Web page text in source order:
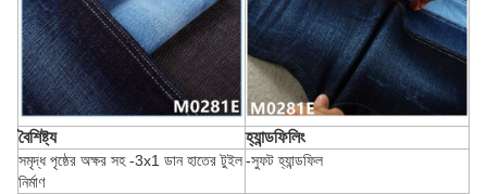
বৈশিষ্ট্য হ্যান্ডফিলিং
সমৃদ্ধ পৃষ্ঠের অক্ষর সহ -3x1 ডান হাতের টুইল
নির্মাণ
-সুফট হ্যান্ডফিল